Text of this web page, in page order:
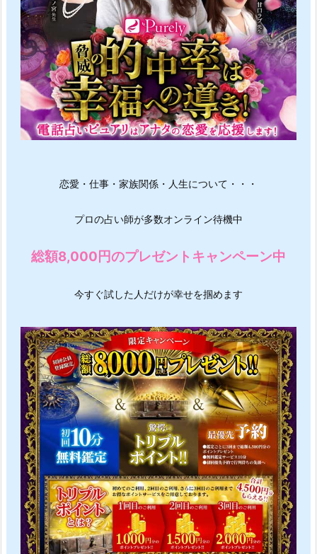
恋愛・仕事・家族関係・人生について・・・
プロの占い師が多数オンライン待機中
総額8,000円のプレゼントキャンペーン中
今すぐ試した人だけが幸せを掴めます